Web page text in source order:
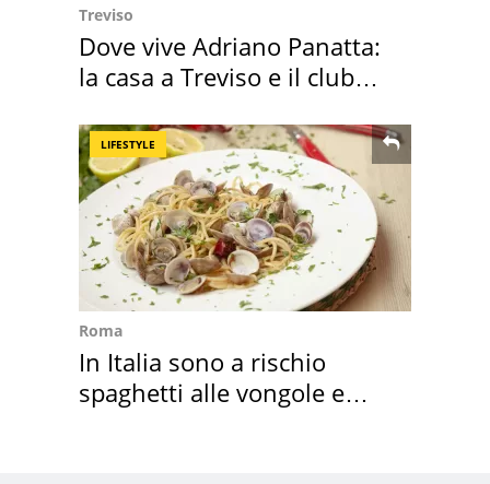
Treviso
Dove vive Adriano Panatta:
la casa a Treviso e il club
LIFESTYLE
Roma
In Italia sono a rischio
spaghetti alle vongole e